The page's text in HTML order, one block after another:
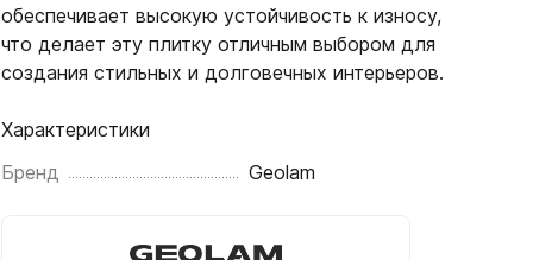
обеспечивает высокую устойчивость к износу,
что делает эту плитку отличным выбором для
создания стильных и долговечных интерьеров.
Характеристики
Бренд
Geolam